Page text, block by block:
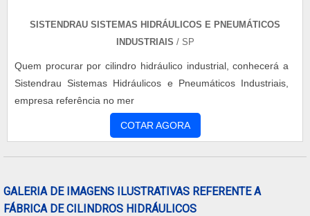
SISTENDRAU SISTEMAS HIDRÁULICOS E PNEUMÁTICOS
INDUSTRIAIS / SP
Quem procurar por cilindro hidráulico industrial, conhecerá a
Sistendrau Sistemas Hidráulicos e Pneumáticos Industriais,
empresa referência no mer
COTAR AGORA
GALERIA DE IMAGENS ILUSTRATIVAS REFERENTE A
FÁBRICA DE CILINDROS HIDRÁULICOS